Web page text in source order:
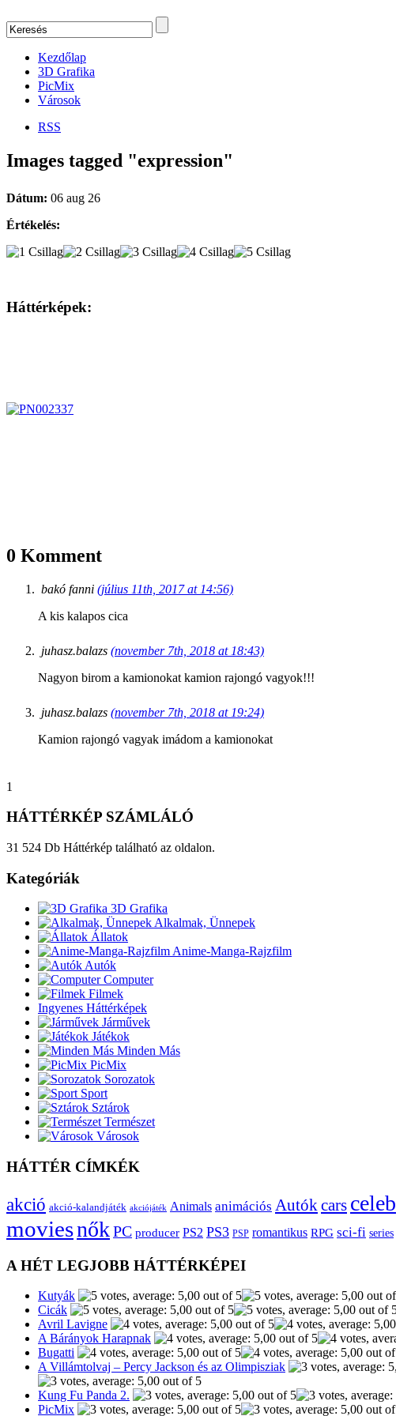
Kezdőlap
3D Grafika
PicMix
Városok
RSS
Images tagged "expression"
Dátum: 06 aug 26
Értékelés:
Háttérképek:
0 Komment
bakó fanni (július 11th, 2017 at 14:56)
A kis kalapos cica
juhasz.balazs (november 7th, 2018 at 18:43)
Nagyon birom a kamionokat kamion rajongó vagyok!!!
juhasz.balazs (november 7th, 2018 at 19:24)
Kamion rajongó vagyak imádom a kamionokat
1
HÁTTÉRKÉP SZÁMLÁLÓ
31 524 Db Háttérkép található az oldalon.
Kategóriák
3D Grafika
Alkalmak, Ünnepek
Állatok
Anime-Manga-Rajzfilm
Autók
Computer
Filmek
Ingyenes Háttérképek
Járművek
Játékok
Minden Más
PicMix
Sorozatok
Sport
Sztárok
Természet
Városok
HÁTTÉR CÍMKÉK
akció akció-kalandjáték akciójáték Animals animációs Autókcars celeb
moviesnőkPC producer PS2 PS3 PSP romantikus RPG sci-fi series
A HÉT LEGJOBB HÁTTÉRKÉPEI
Kutyák
Cicák
Avril Lavigne
A Bárányok Harapnak
Bugatti
A Villámtolvaj – Percy Jackson és az Olimpisziak
Kung Fu Panda 2.
PicMix